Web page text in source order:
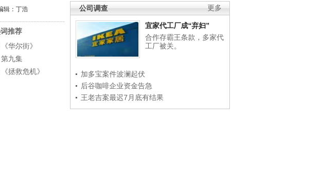
更多
公司调查
宜家代工厂成“弃妇”
合作存霸王条款，多家代
工厂被关。
加多宝案件波澜起伏
后谷咖啡企业资金告急
王老吉案最迟7月底有结果
辑：丁浩
推荐
《华尔街》
第九集
《拯救危机》